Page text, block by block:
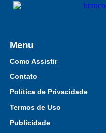
Menu
Como Assistir
Contato
Política de Privacidade
Termos de Uso
Publicidade